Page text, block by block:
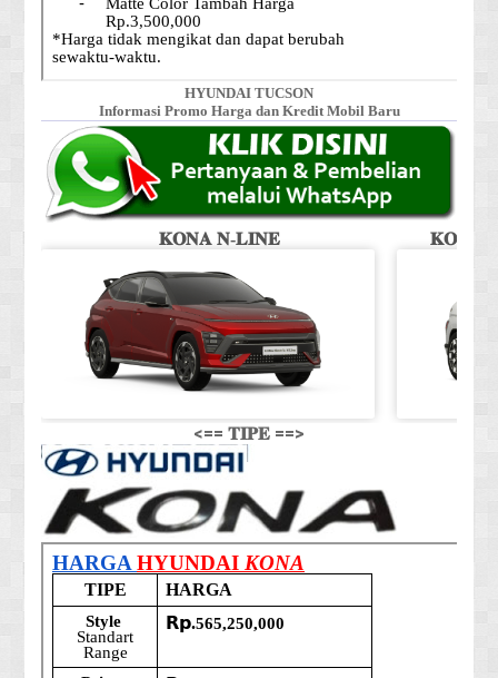
HYUNDAI TUCSON
Informasi Promo Harga dan Kredit Mobil Baru
𝐊𝐎𝐍𝐀 𝐍-𝐋𝐈𝐍𝐄 𝐊𝐎𝐍𝐀
<== 𝐓𝐈𝐏𝐄 ==>